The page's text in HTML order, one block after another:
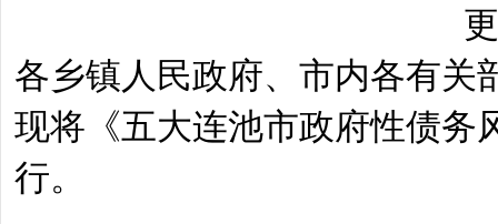
各乡镇人民政府、市内各有关
现将《五大连池市政府性债务
行。